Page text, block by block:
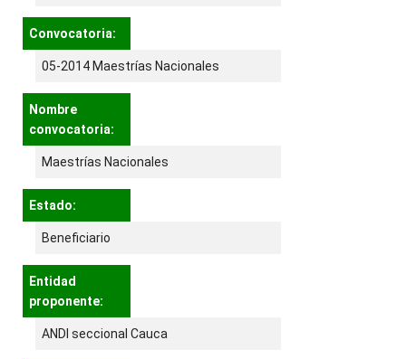
Convocatoria:
05-2014 Maestrías Nacionales
Nombre
convocatoria:
Maestrías Nacionales
Estado:
Beneficiario
Entidad
proponente:
ANDI seccional Cauca